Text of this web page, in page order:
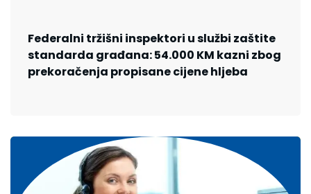
Federalni tržišni inspektori u službi zaštite
standarda građana: 54.000 KM kazni zbog
prekoračenja propisane cijene hljeba